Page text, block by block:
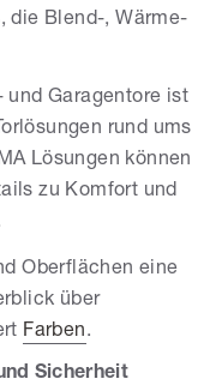
die Blend-, Wärme-
und Garagentore ist
rund ums
Lösungen können
zu Komfort und
Oberflächen eine
über
Farben.
Sicherheit